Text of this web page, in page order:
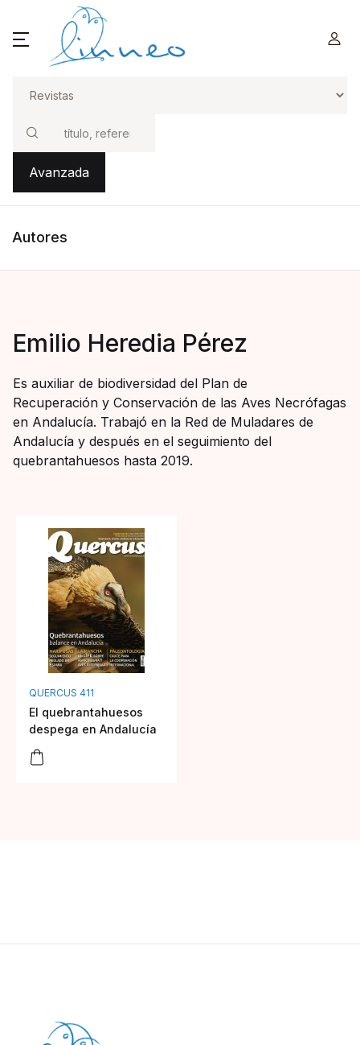
Buscar
Avanzada
Autores
Emilio Heredia Pérez
Es auxiliar de biodiversidad del Plan de
Recuperación y Conservación de las Aves Necrófagas
en Andalucía. Trabajó en la Red de Muladares de
Andalucía y después en el seguimiento del
quebrantahuesos hasta 2019.
QUERCUS 411
El quebrantahuesos
despega en Andalucía